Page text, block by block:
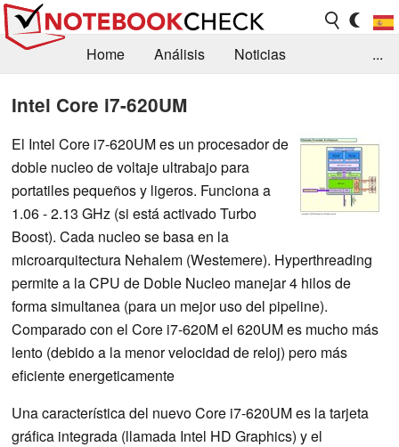
Home Análisis
Noticias
Contacto
...
Intel Core i7-620UM
El Intel Core i7-620UM es un procesador de
doble nucleo de voltaje ultrabajo para
portatiles pequeños y ligeros. Funciona a
1.06 - 2.13 GHz (si está activado Turbo
Boost). Cada nucleo se basa en la
microarquitectura Nehalem (Westemere). Hyperthreading
permite a la CPU de Doble Nucleo manejar 4 hilos de
forma simultanea (para un mejor uso del pipeline).
Comparado con el Core i7-620M el 620UM es mucho más
lento (debido a la menor velocidad de reloj) pero más
eficiente energeticamente
Una característica del nuevo Core i7-620UM es la tarjeta
gráfica integrada (llamada Intel HD Graphics) y el